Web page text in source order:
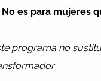
No es para mujeres
programa no